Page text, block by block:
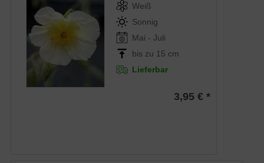
Weiß
Sonnig
Mai - Juli
bis zu 15 cm
Lieferbar
3,95 € *